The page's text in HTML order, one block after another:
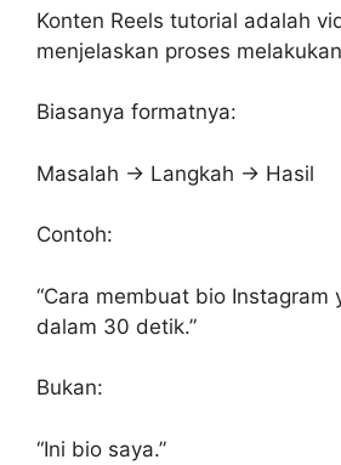
Konten Reels tutorial adalah
menjelaskan proses
Biasanya formatnya:
Masalah → Langkah → Hasil
Contoh:
“Cara membuat bio Instagram
dalam 30 detik.”
Bukan:
“Ini bio saya.”